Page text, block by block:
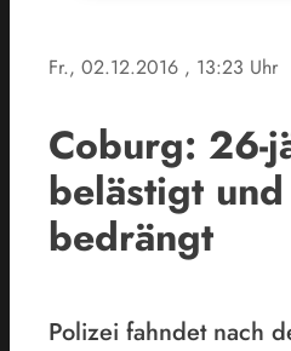
Fr., 02.12.2016 , 13:23 Uhr
Coburg: 26-
belästigt
bedrängt
Polizei fahndet nach